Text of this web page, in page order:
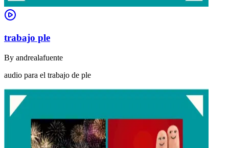
trabajo ple
By andrealafuente
audio para el trabajo de ple